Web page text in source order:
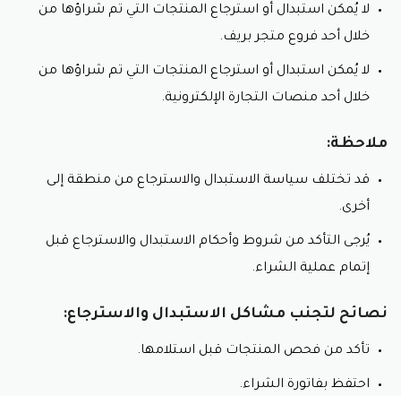
لا يُمكن استبدال أو استرجاع المنتجات التي تم شراؤها من
خلال أحد فروع متجر بريف.
لا يُمكن استبدال أو استرجاع المنتجات التي تم شراؤها من
خلال أحد منصات التجارة الإلكترونية.
ملاحظة:
قد تختلف سياسة الاستبدال والاسترجاع من منطقة إلى
أخرى.
يُرجى التأكد من شروط وأحكام الاستبدال والاسترجاع قبل
إتمام عملية الشراء.
نصائح لتجنب مشاكل الاستبدال والاسترجاع:
تأكد من فحص المنتجات قبل استلامها.
احتفظ بفاتورة الشراء.